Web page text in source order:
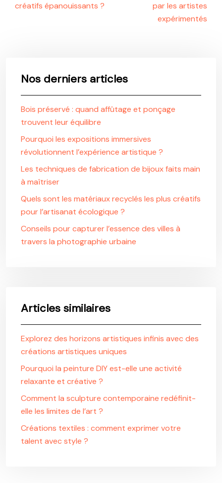
créatifs épanouissants ?
par les artistes
expérimentés
Nos derniers articles
Bois préservé : quand affûtage et ponçage
trouvent leur équilibre
Pourquoi les expositions immersives
révolutionnent l’expérience artistique ?
Les techniques de fabrication de bijoux faits main
à maîtriser
Quels sont les matériaux recyclés les plus créatifs
pour l’artisanat écologique ?
Conseils pour capturer l’essence des villes à
travers la photographie urbaine
Articles similaires
Explorez des horizons artistiques infinis avec des
créations artistiques uniques
Pourquoi la peinture DIY est-elle une activité
relaxante et créative ?
Comment la sculpture contemporaine redéfinit-
elle les limites de l’art ?
Créations textiles : comment exprimer votre
talent avec style ?